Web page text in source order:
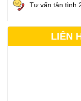
Tư vấn tận tình
LIÊN